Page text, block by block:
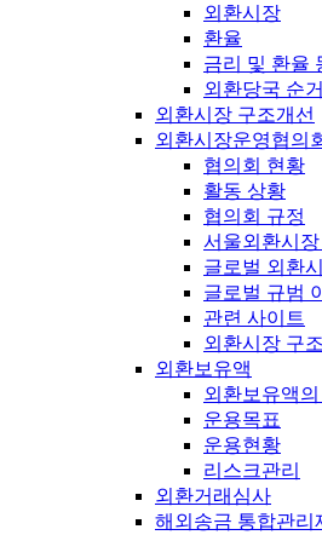
외환시장
환율
금리 및 환율
외환당국 순
외환시장 구조개선
외환시장운영협의
협의회 현황
활동 상황
협의회 규정
서울외환시
글로벌 외환
글로벌 규범
관련 사이트
외환시장 구
외환보유액
외환보유액의
운용목표
운용현황
리스크관리
외환거래심사
해외송금 통합관리